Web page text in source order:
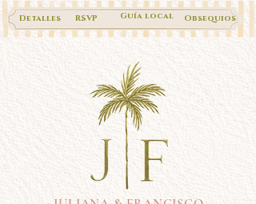
Guía local
Detalles RSVP Obsequios